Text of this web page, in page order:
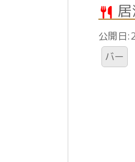
公開日
バー